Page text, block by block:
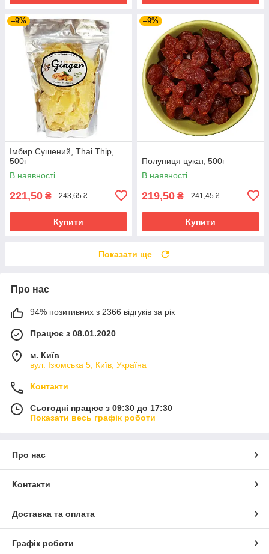
–9%
Імбир Сушений, Thai Thip,
500г
В наявності
221,50 ₴ 243,65 ₴
Купити
–9%
Полуниця цукат, 500г
В наявності
219,50 ₴ 241,45 ₴
Купити
Показати ще
Про нас
94% позитивних з 2366 відгуків за рік
Працює з 08.01.2020
м. Київ
вул. Ізюмська 5, Київ, Україна
Контакти
Сьогодні працює з 09:30 до 17:30
Показати весь графік роботи
Про нас
Контакти
Доставка та оплата
Графік роботи